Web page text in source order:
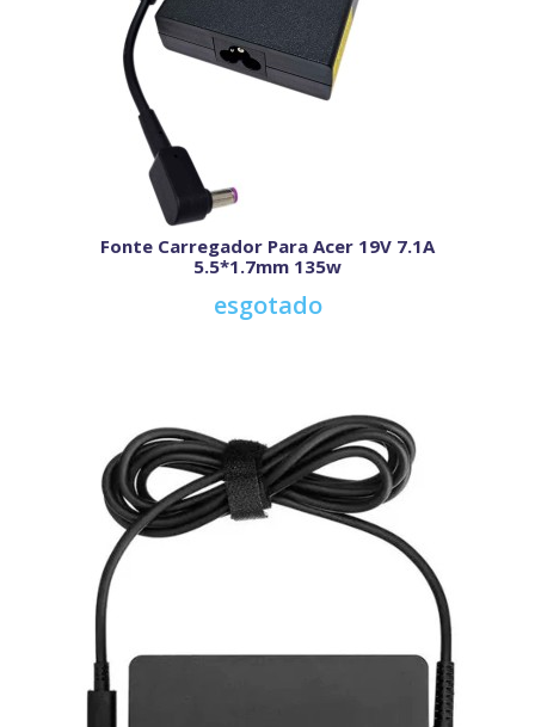
Fonte Carregador Para Acer 19V 7.1A
5.5*1.7mm 135w
esgotado